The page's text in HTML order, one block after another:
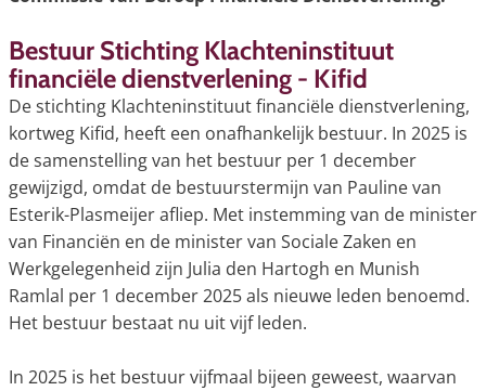
Bestuur Stichting Klachteninstituut
financiële dienstverlening - Kifid
De stichting Klachteninstituut financiële dienstverlening,
kortweg Kifid, heeft een onafhankelijk bestuur. In 2025 is
de samenstelling van het bestuur per 1 december
gewijzigd, omdat de bestuurstermijn van Pauline van
Esterik-Plasmeijer afliep. Met instemming van de minister
van Financiën en de minister van Sociale Zaken en
Werkgelegenheid zijn Julia den Hartogh en Munish
Ramlal per 1 december 2025 als nieuwe leden benoemd.
Het bestuur bestaat nu uit vijf leden.
In 2025 is het bestuur vijfmaal bijeen geweest, waarvan